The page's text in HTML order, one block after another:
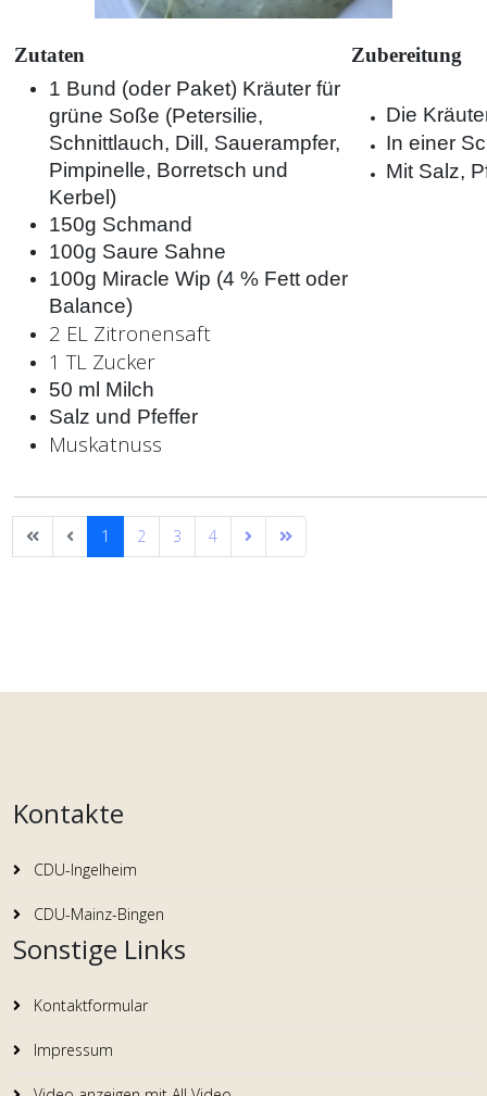
Zutaten
1 Bund (oder Paket) Kräuter für
grüne Soße (Petersilie,
Schnittlauch, Dill, Sauerampfer,
Pimpinelle, Borretsch und
Kerbel)
150g Schmand
100g Saure Sahne
100g Miracle Wip (4 % Fett oder
Balance)
2 EL Zitronensaft
1 TL Zucker
50 ml Milch
Salz und Pfeffer
Muskatnuss
Zubereitung
Die
In einer
Mit Salz,
1 2 3 4
Kontakte
CDU-Ingelheim
CDU-Mainz-Bingen
Sonstige Links
Kontaktformular
Impressum